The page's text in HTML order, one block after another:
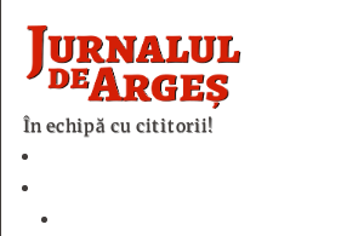
În echipă cu cititorii!